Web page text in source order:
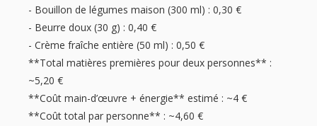
- Bouillon de légumes maison (300 ml) : 0,30 €
- Beurre doux (30 g) : 0,40 €
- Crème fraîche entière (50 ml) : 0,50 €
**Total matières premières pour deux personnes** :
~5,20 €
**Coût main-d’œuvre + énergie** estimé : ~4 €
**Coût total par personne** : ~4,60 €